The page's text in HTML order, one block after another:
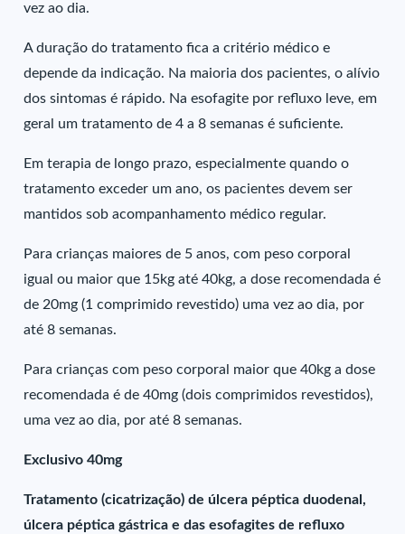
vez ao dia.
A duração do tratamento fica a critério médico e
depende da indicação. Na maioria dos pacientes, o alívio
dos sintomas é rápido. Na esofagite por refluxo leve, em
geral um tratamento de 4 a 8 semanas é suficiente.
Em terapia de longo prazo, especialmente quando o
tratamento exceder um ano, os pacientes devem ser
mantidos sob acompanhamento médico regular.
Para crianças maiores de 5 anos, com peso corporal
igual ou maior que 15kg até 40kg, a dose recomendada é
de 20mg (1 comprimido revestido) uma vez ao dia, por
até 8 semanas.
Para crianças com peso corporal maior que 40kg a dose
recomendada é de 40mg (dois comprimidos revestidos),
uma vez ao dia, por até 8 semanas.
Exclusivo 40mg
Tratamento (cicatrização) de úlcera péptica duodenal,
úlcera péptica gástrica e das esofagites de refluxo